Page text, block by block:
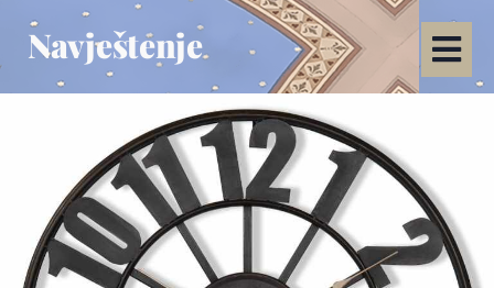
Navještenje